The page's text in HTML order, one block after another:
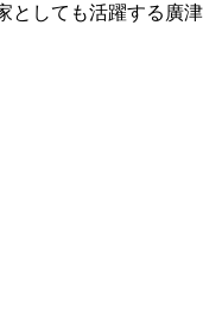
しても活躍する廣